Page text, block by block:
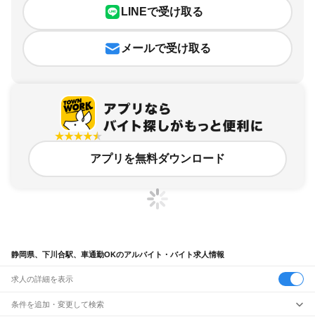
LINEで受け取る
メールで受け取る
アプリを無料ダウンロード
静岡県、下川合駅、車通勤OKのアルバイト・バイト求人情報
求人の詳細を表示
条件を追加・変更して検索